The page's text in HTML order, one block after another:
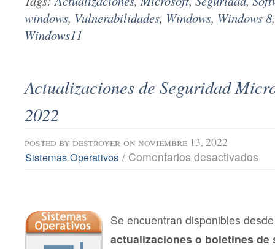
windows, Vulnerabilidades, Windows, Windows 8
Windows11
Actualizaciones de Seguridad
2022
posted by destroyer on noviembre 13, 2022
Sistemas Operativos / Comentarios desactivados
2022
Se encuentran disponibles
actualizaciones o boletines de